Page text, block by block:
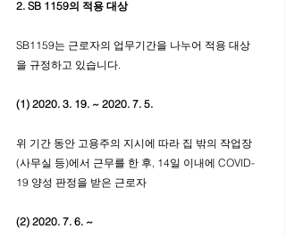
2. SB 1159의 적용 대상
SB1159는 근로자의 업무기간을 나누어 적용 대상
을 규정하고 있습니다.
(1) 2020. 3. 19. ~ 2020. 7. 5.
위 기간 동안 고용주의 지시에 따라 집 밖의 작업장
(사무실 등)에서 근무를 한 후, 14일 이내에 COVID-
19 양성 판정을 받은 근로자
(2) 2020. 7. 6. ~